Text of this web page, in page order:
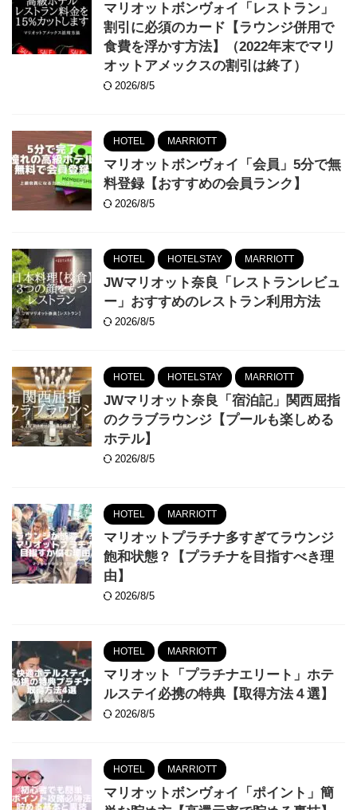
マリオットボンヴォイ「レストラン」
割引に必須のカード【ラウンジ併用で
食費を浮かす方法】（2022年末でマリ
オットアメックスの割引は終了）
2026/8/5
HOTEL MARRIOTT
マリオットボンヴォイ「会員」5分で無
料登録【おすすめの会員ランク】
2026/8/5
HOTEL HOTELSTAY MARRIOTT
JWマリオット奈良「レストランレビュ
ー」おすすめのレストラン利用方法
2026/8/5
HOTEL HOTELSTAY MARRIOTT
JWマリオット奈良「宿泊記」関西屈指
のクラブラウンジ【プールも楽しめる
ホテル】
2026/8/5
HOTEL MARRIOTT
マリオットプラチナ多すぎてラウンジ
飽和状態？【プラチナを目指すべき理
由】
2026/8/5
HOTEL MARRIOTT
マリオット「プラチナエリート」ホテ
ルステイ必携の特典【取得方法４選】
2026/8/5
HOTEL MARRIOTT
マリオットボンヴォイ「ポイント」簡